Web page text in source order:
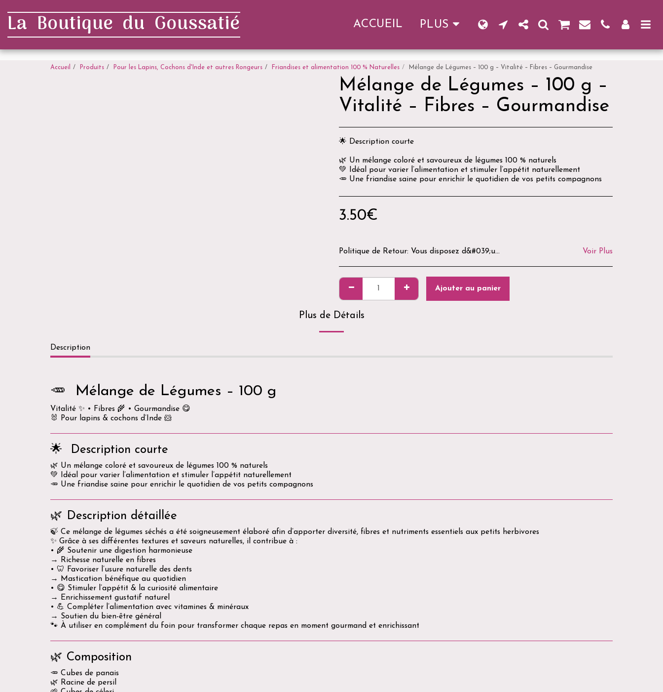
La Boutique du Goussatié ACCUEIL PLUS
Accueil Produits Pour les Lapins, Cochons d'Inde et autres Rongeurs Friandises et alimentation 100 % Naturelles Mélange de Légumes – 100 g – Vitalité – Fibres – Gourmandise
Mélange de Légumes – 100 g –
Vitalité – Fibres – Gourmandise
🌟 Description courte
🌿 Un mélange coloré et savoureux de légumes 100 % naturels
💚 Idéal pour varier l’alimentation et stimuler l’appétit naturellement
🥕 Une friandise saine pour enrichir le quotidien de vos petits compagnons
3.50€
Politique de Retour: Vous disposez d&#039;un délai de 14 jours après réception de votre commande pour demander un retour. Les produits doivent être neufs, non utilisés, non ouverts et dans leur emballage d&#039;origine. Pour des raisons d&#039;hygiène et de sécurité, les produits ouverts, utilisés ou personnalisés ne peuvent être ni repris ni remboursés. Avant tout retour, merci de nous contacter par e-mail ou via notre formulaire de contact afin d&#039;obtenir les modalités de retour. Les frais de retour restent à la charge du client, sauf en cas d&#039;erreur de préparation ou de produit défectueux. La Boutique du Goussatié vous remercie de votre confiance. 🌿🐾 Voir Plus
Ajouter au panier
Plus de Détails
Description
🥕 Mélange de Légumes – 100 g
Vitalité ✨ • Fibres 🌾 • Gourmandise 😋
🐰 Pour lapins & cochons d’Inde 🐹
🌟 Description courte
🌿 Un mélange coloré et savoureux de légumes 100 % naturels
💚 Idéal pour varier l’alimentation et stimuler l’appétit naturellement
🥕 Une friandise saine pour enrichir le quotidien de vos petits compagnons
🌿 Description détaillée
🍃 Ce mélange de légumes séchés a été soigneusement élaboré afin d’apporter diversité, fibres et nutriments essentiels aux petits herbivores
✨ Grâce à ses différentes textures et saveurs naturelles, il contribue à :
• 🌾 Soutenir une digestion harmonieuse
→ Richesse naturelle en fibres
• 🦷 Favoriser l’usure naturelle des dents
→ Mastication bénéfique au quotidien
• 😋 Stimuler l’appétit & la curiosité alimentaire
→ Enrichissement gustatif naturel
• 💪 Compléter l’alimentation avec vitamines & minéraux
→ Soutien du bien-être général
🐾 À utiliser en complément du foin pour transformer chaque repas en moment gourmand et enrichissant
🌿 Composition
🥕 Cubes de panais
🌿 Racine de persil